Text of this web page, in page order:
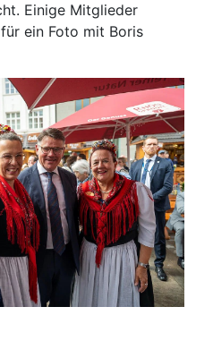
Einige Mitglieder
ein Foto mit Boris